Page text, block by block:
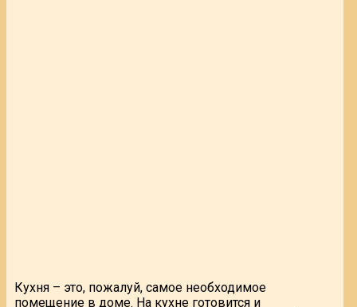
Кухня – это, пожалуй, самое необходимое
помещение в доме. На кухне готовится и